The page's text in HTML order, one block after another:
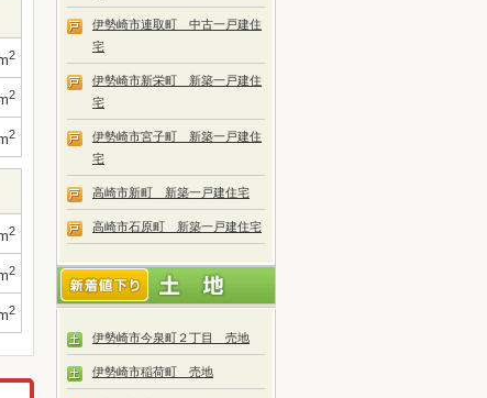
2
2
2
2
2
2
伊勢崎市連取町 中古一戸建住
宅
伊勢崎市新栄町 新築一戸建住
宅
伊勢崎市宮子町 新築一戸建住
宅
高崎市新町 新築一戸建住宅
高崎市石原町 新築一戸建住宅
伊勢崎市今泉町２丁目 売地
伊勢崎市稲荷町 売地